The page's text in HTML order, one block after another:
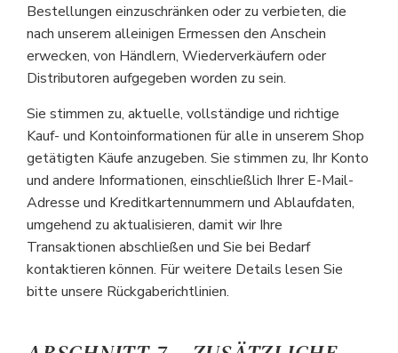
Bestellungen einzuschränken oder zu verbieten, die
nach unserem alleinigen Ermessen den Anschein
erwecken, von Händlern, Wiederverkäufern oder
Distributoren aufgegeben worden zu sein.
Sie stimmen zu, aktuelle, vollständige und richtige
Kauf- und Kontoinformationen für alle in unserem Shop
getätigten Käufe anzugeben. Sie stimmen zu, Ihr Konto
und andere Informationen, einschließlich Ihrer E-Mail-
Adresse und Kreditkartennummern und Ablaufdaten,
umgehend zu aktualisieren, damit wir Ihre
Transaktionen abschließen und Sie bei Bedarf
kontaktieren können. Für weitere Details lesen Sie
bitte unsere Rückgaberichtlinien.